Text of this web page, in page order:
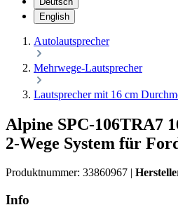
English
Autolautsprecher
Mehrwege-Lautsprecher
Lautsprecher mit 16 cm
Alpine SPC-106TRA7
2-Wege System für
Produktnummer: 33860967
Info